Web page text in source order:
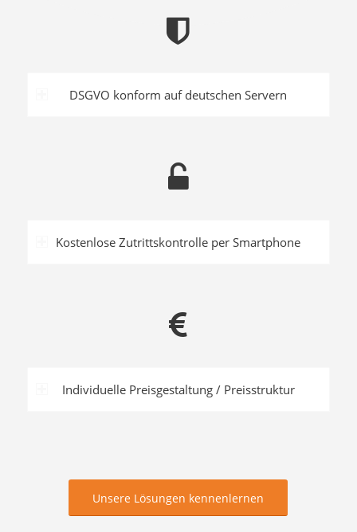
DSGVO konform auf deutschen Servern
Kostenlose Zutrittskontrolle per Smartphone
Individuelle Preisgestaltung / Preisstruktur
Unsere Lösungen kennenlernen